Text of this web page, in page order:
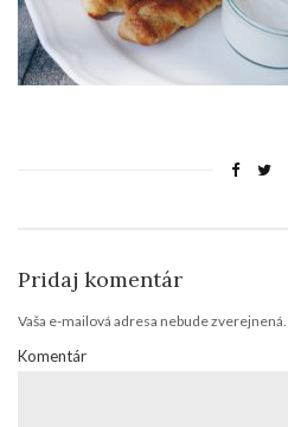
Pridaj komentár
Vaša e-mailová adresa nebude zverejnená.
Komentár